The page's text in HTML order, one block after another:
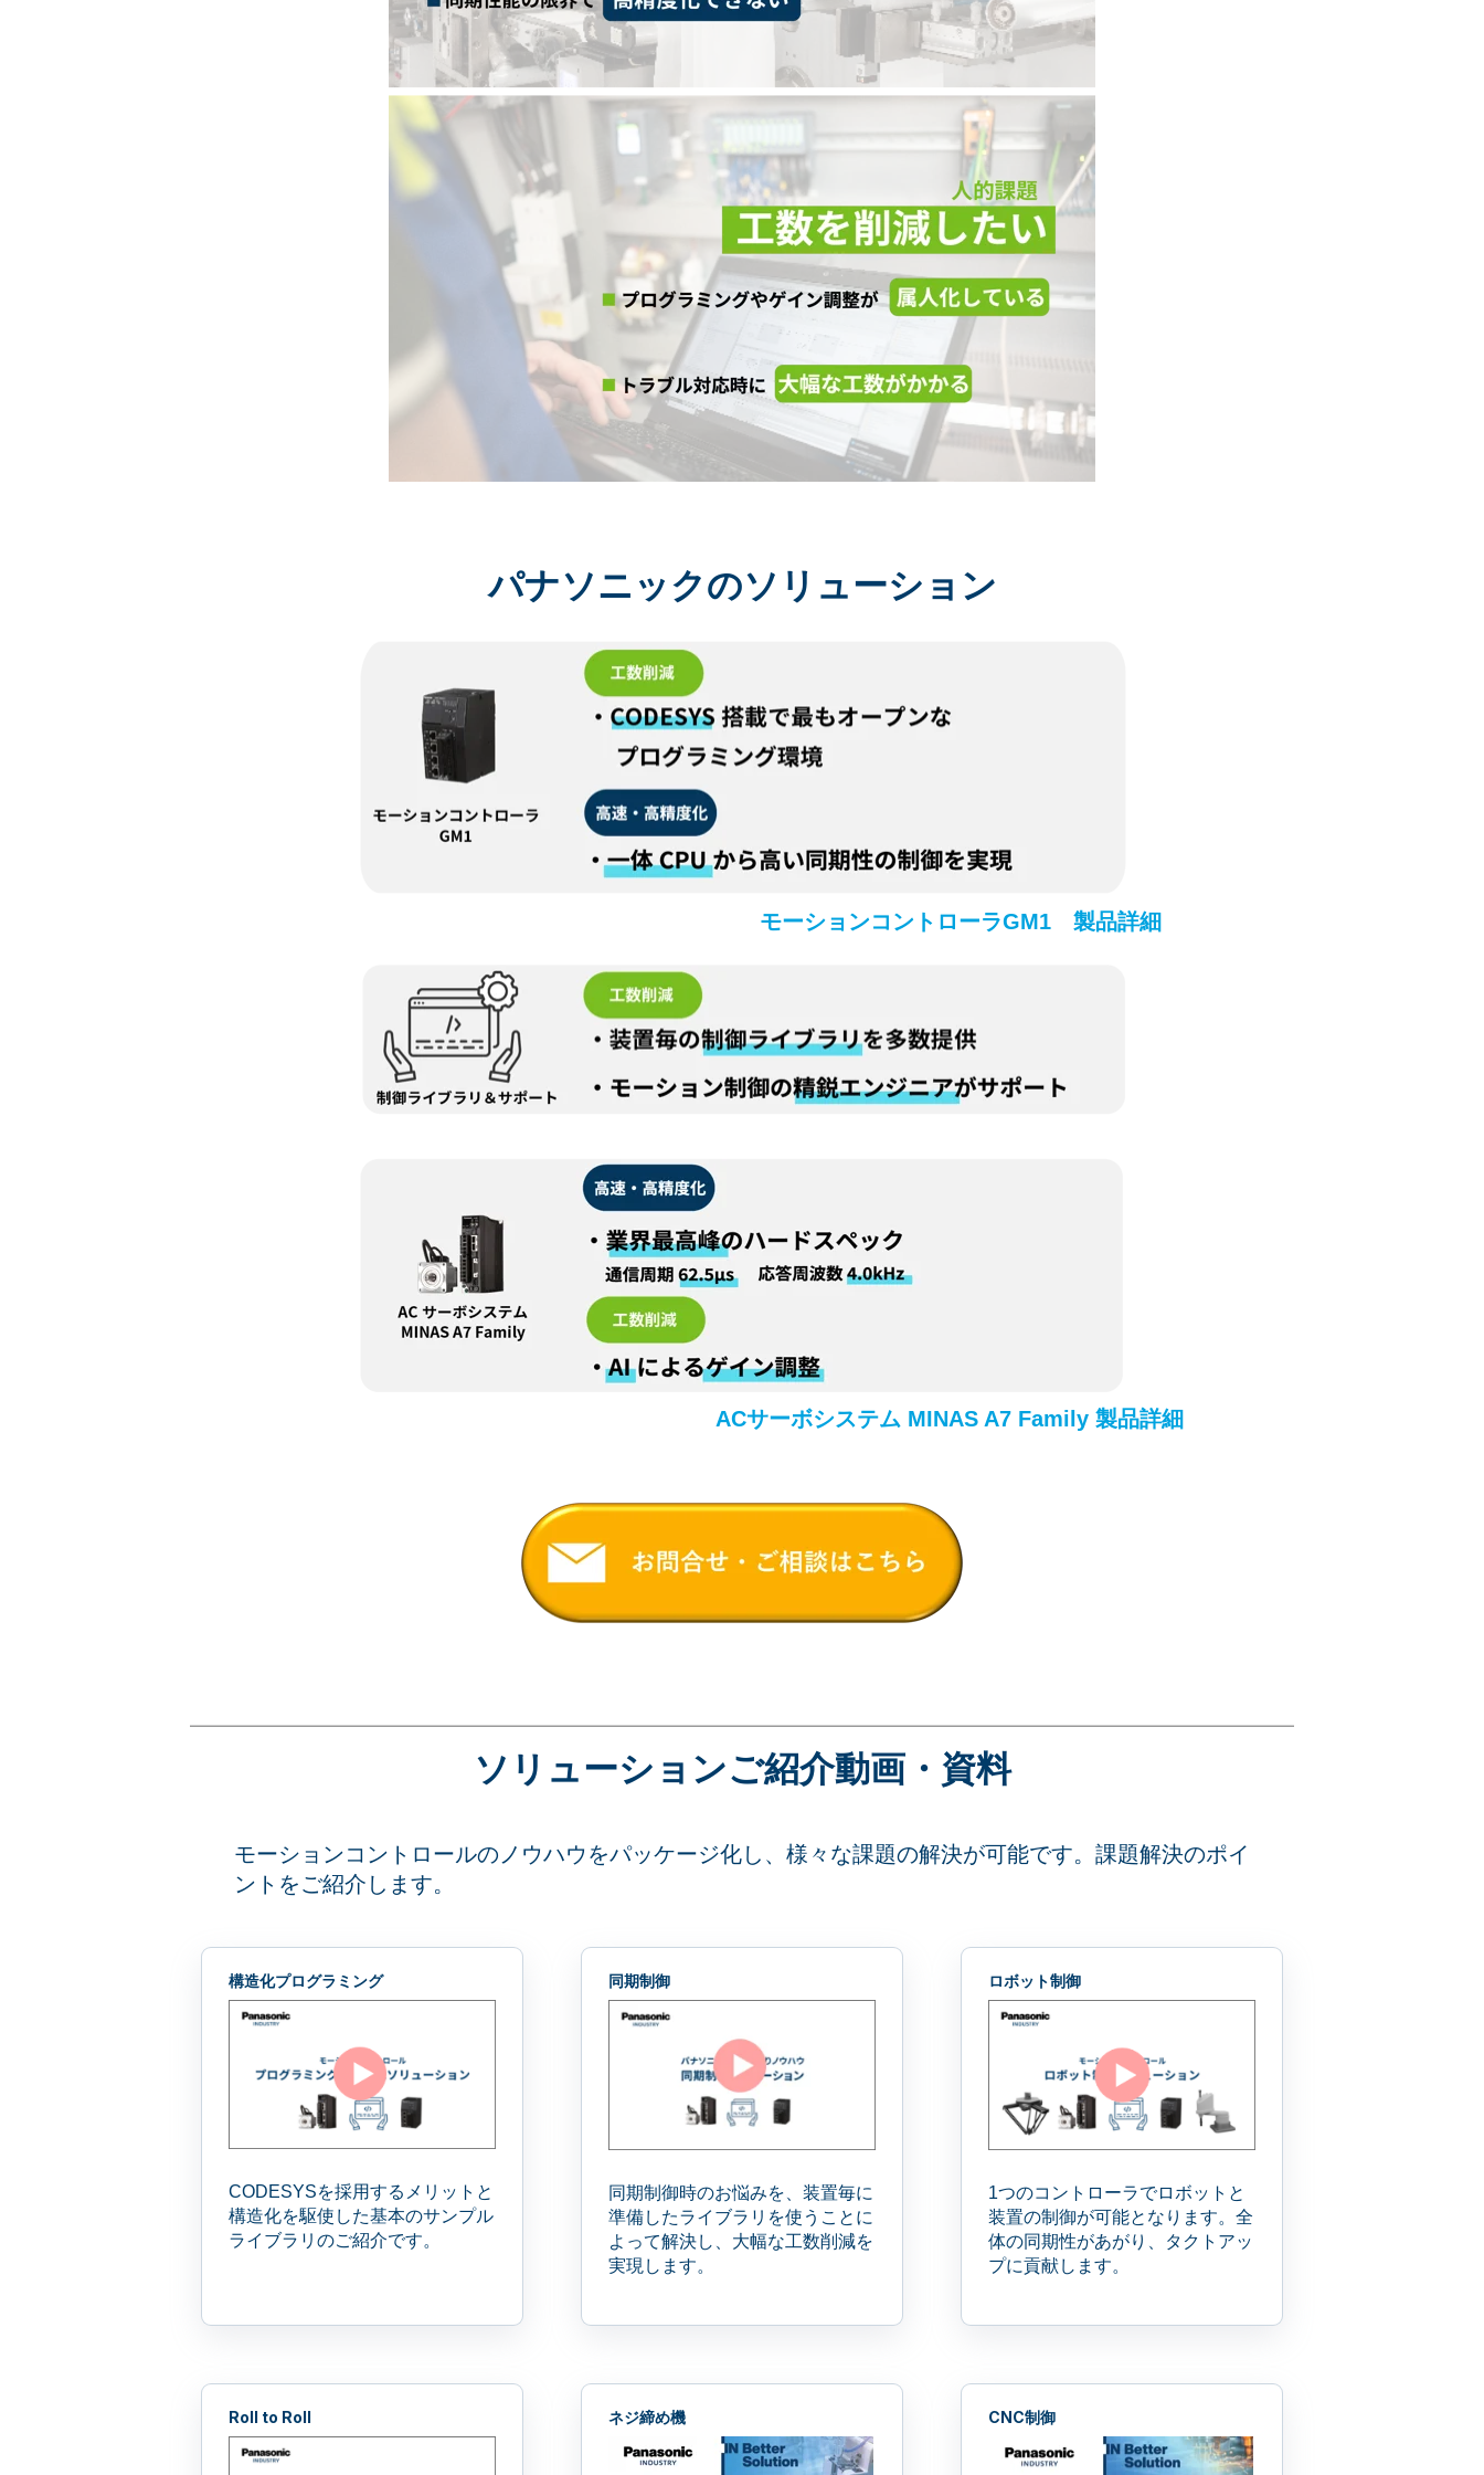
パナソニックのソリューション
モーションコントローラGM1 製品詳細
ACサーボシステム MINAS A7 Family 製品詳細
ソリューションご紹介動画・資料
モーションコントロールのノウハウをパッケージ化し、様々な課題の解決が可能です。課題解決のポイ
ントをご紹介します。
構造化プログラミング
CODESYSを採用する メリットと
構造化を駆使した基本のサンプル
ライブラリのご紹介です。
同期制御
同期制御時のお悩みを、 装置毎に
準備したライブラリを使うことに
よって解決し、 大幅な工数削減を
実現します。
ロボット制御
1つのコントローラでロボットと
装置の制御が可能となります。 全
体の同期性があがり、
タクトアッ
プに貢献します。
Roll to Roll ネジ締め機 CNC制御